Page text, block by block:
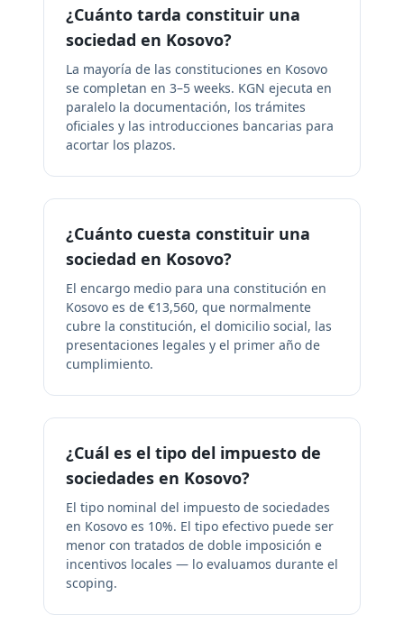
¿Cuánto tarda constituir una
sociedad en Kosovo?
La mayoría de las constituciones en Kosovo
se completan en 3–5 weeks. KGN ejecuta en
paralelo la documentación, los trámites
oficiales y las introducciones bancarias para
acortar los plazos.
¿Cuánto cuesta constituir una
sociedad en Kosovo?
El encargo medio para una constitución en
Kosovo es de €13,560, que normalmente
cubre la constitución, el domicilio social, las
presentaciones legales y el primer año de
cumplimiento.
¿Cuál es el tipo del impuesto de
sociedades en Kosovo?
El tipo nominal del impuesto de sociedades
en Kosovo es 10%. El tipo efectivo puede ser
menor con tratados de doble imposición e
incentivos locales — lo evaluamos durante el
scoping.